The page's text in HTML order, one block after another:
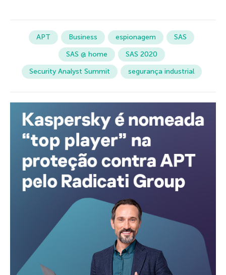
APT Business espionagem
SAS
SAS @ home
SAS 2020
Security Analyst Summit
segurança industrial